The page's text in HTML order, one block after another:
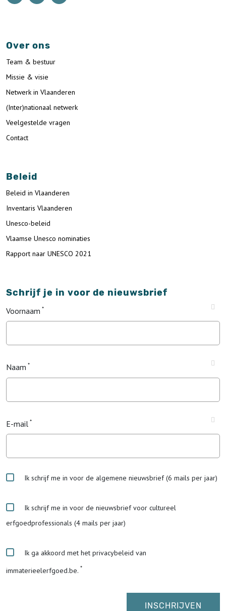
Over ons
Team & bestuur
Missie & visie
Netwerk in Vlaanderen
(Inter)nationaal netwerk
Veelgestelde vragen
Contact
Beleid
Beleid in Vlaanderen
Inventaris Vlaanderen
Unesco-beleid
Vlaamse Unesco nominaties
Rapport naar UNESCO 2021
Schrijf je in voor de nieuwsbrief
Voornaam
Naam
E-mail
Ik schrijf me in voor de algemene nieuwsbrief (6 mails per jaar)
Ik schrijf me in voor de nieuwsbrief voor cultureel
erfgoedprofessionals (4 mails per jaar)
Ik ga akkoord met het privacybeleid van
immaterieelerfgoed.be.